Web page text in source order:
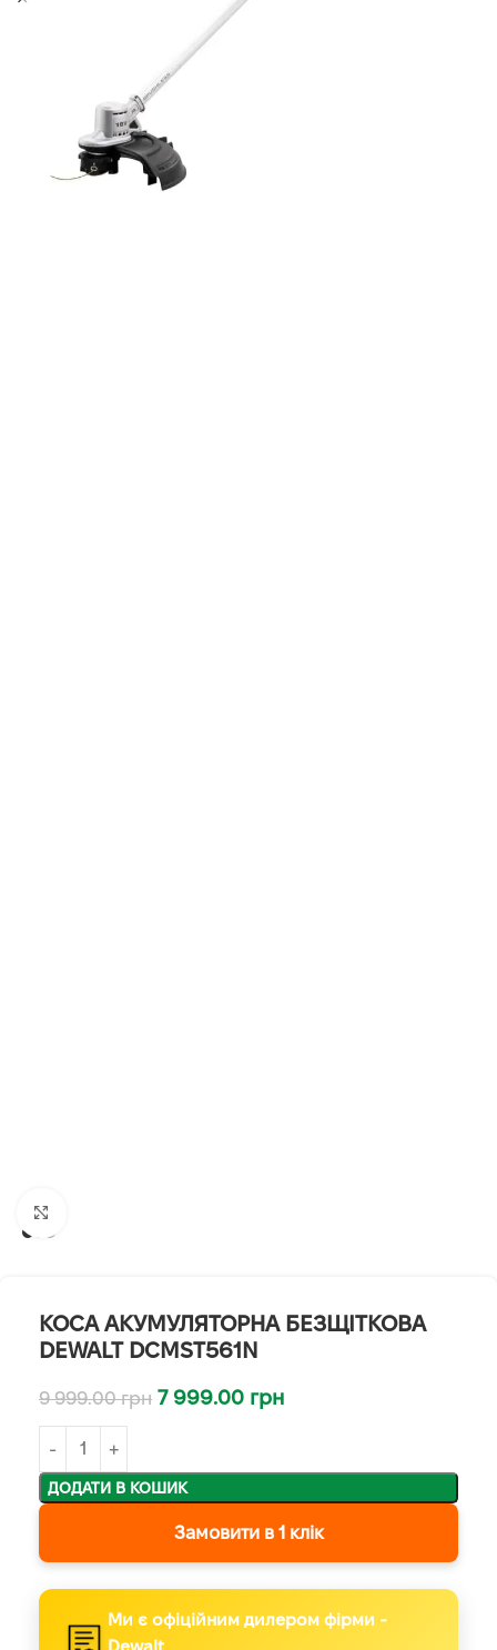
КОСА АКУМУЛЯТОРНА БЕЗЩІТКОВА
DEWALT DCMST561N
9 999.00грн 7 999.00 грн
ДОДАТИ В КОШИК
Замовити в 1 клік
Ми є офіційним дилером фірми -
Dewalt